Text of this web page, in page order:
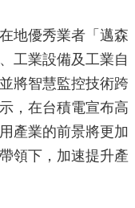
地優秀業者「邁森
工業設備及工業自
將智慧監控技術跨
，在台積電宣布高
產業的前景將更加
領下，加速提升產